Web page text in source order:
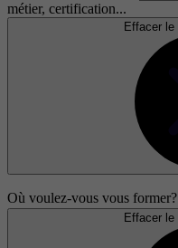
métier, certification...
Effacer le
Où voulez-vous vous former?
Effacer le